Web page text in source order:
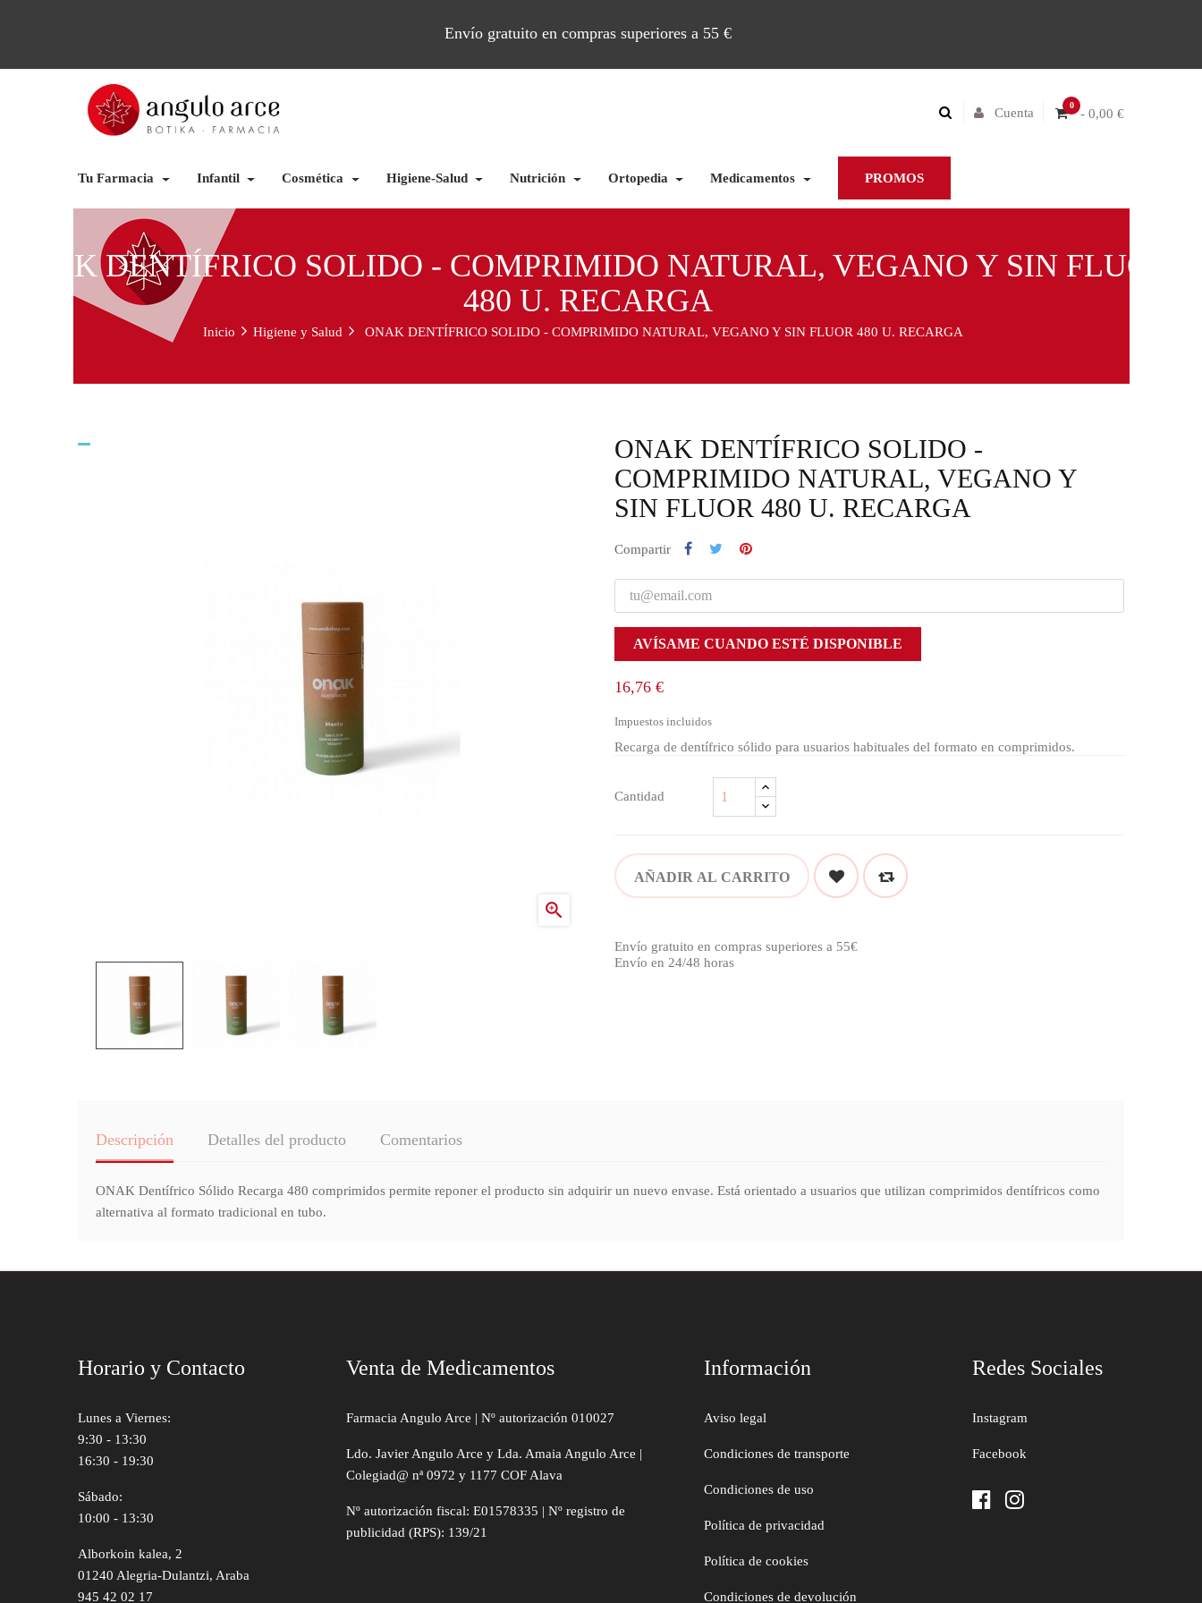
Envío gratuito en compras superiores a 55 €
0
- 0,00 €
Cuenta
Tu Farmacia Infantil Cosmética Higiene-Salud Nutrición Ortopedia Medicamentos PROMOS
ONAK DENTÍFRICO SOLIDO - COMPRIMIDO NATURAL, VEGANO Y SIN FLUOR
480 U. RECARGA
Inicio Higiene y Salud ONAK DENTÍFRICO SOLIDO - COMPRIMIDO NATURAL, VEGANO Y SIN FLUOR 480 U. RECARGA

ONAK DENTÍFRICO SOLIDO -
COMPRIMIDO NATURAL, VEGANO Y
SIN FLUOR 480 U. RECARGA
Compartir
AVÍSAME CUANDO ESTÉ DISPONIBLE
16,76 €
Impuestos incluidos
Recarga de dentífrico sólido para usuarios habituales del formato en comprimidos.
Cantidad
AÑADIR AL CARRITO
Envío gratuito en compras superiores a 55€
Envío en 24/48 horas
Descripción Detalles del producto Comentarios
ONAK Dentífrico Sólido Recarga 480 comprimidos permite reponer el producto sin adquirir un nuevo envase. Está orientado a usuarios que utilizan comprimidos dentífricos como
alternativa al formato tradicional en tubo.
Horario y Contacto
Lunes a Viernes:
9:30 - 13:30
16:30 - 19:30
Sábado:
10:00 - 13:30
Alborkoin kalea, 2
01240 Alegria-Dulantzi, Araba
945 42 02 17
Venta de Medicamentos
Farmacia Angulo Arce | Nº autorización 010027
Ldo. Javier Angulo Arce y Lda. Amaia Angulo Arce |
Colegiad@ nª 0972 y 1177 COF Alava
Nº autorización fiscal: E01578335 | Nº registro de
publicidad (RPS): 139/21
Información
Aviso legal
Condiciones de transporte
Condiciones de uso
Política de privacidad
Política de cookies
Condiciones de devolución
Redes Sociales
Instagram
Facebook